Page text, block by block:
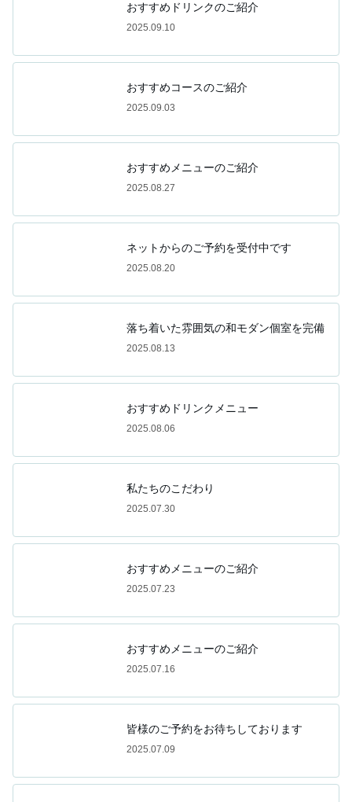
おすすめドリンクのご紹介
2025.09.10
おすすめコースのご紹介
2025.09.03
おすすめメニューのご紹介
2025.08.27
ネットからのご予約を受付中です
2025.08.20
落ち着いた雰囲気の和モダン個室を完備
2025.08.13
おすすめドリンクメニュー
2025.08.06
私たちのこだわり
2025.07.30
おすすめメニューのご紹介
2025.07.23
おすすめメニューのご紹介
2025.07.16
皆様のご予約をお待ちしております
2025.07.09